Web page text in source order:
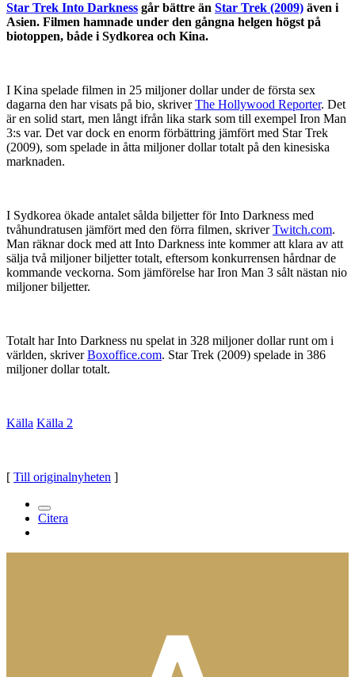
Star Trek Into Darkness går bättre än Star Trek (2009) även i
Asien. Filmen hamnade under den gångna helgen högst på
biotoppen, både i Sydkorea och Kina.
I Kina spelade filmen in 25 miljoner dollar under de första sex
dagarna den har visats på bio, skriverThe Hollywood Reporter. Det
är en solid start, men långt ifrån lika stark som till exempel Iron Man
3:s var. Det var dock en enorm förbättring jämfört med Star Trek
(2009), som spelade in åtta miljoner dollar totalt på den kinesiska
marknaden.
I Sydkorea ökade antalet sålda biljetter för Into Darkness med
tvåhundratusen jämfört med den förra filmen, skriverTwitch.com.
Man räknar dock med att Into Darkness inte kommer att klara av att
sälja två miljoner biljetter totalt, eftersom konkurrensen hårdnar de
kommande veckorna. Som jämförelse har Iron Man 3 sålt nästan nio
miljoner biljetter.
Totalt har Into Darkness nu spelat in 328 miljoner dollar runt om i
världen, skriverBoxoffice.com. Star Trek (2009) spelade in 386
miljoner dollar totalt.
Källa Källa 2
[ Till originalnyheten ]
Citera